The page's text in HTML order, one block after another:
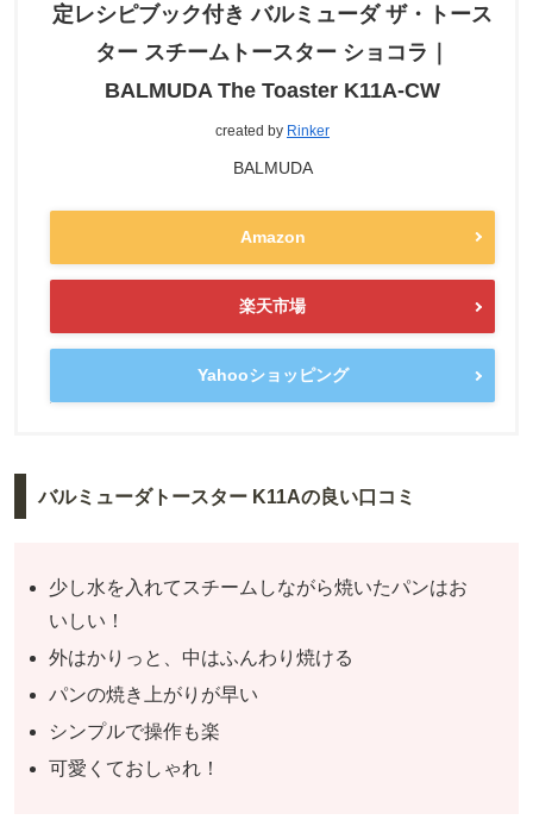
定レシピブック付き バルミューダ ザ・トース
ター スチームトースター ショコラ｜
BALMUDA The Toaster K11A-CW
created by Rinker
BALMUDA
Amazon
楽天市場
Yahooショッピング
バルミューダトースター K11Aの良い口コミ
少し水を入れてスチームしながら焼いたパンはお
いしい！
外はかりっと、中はふんわり焼ける
パンの焼き上がりが早い
シンプルで操作も楽
可愛くておしゃれ！